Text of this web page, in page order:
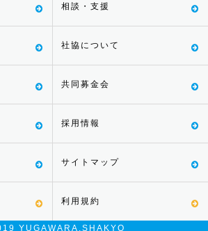
相談・支援
社協について
共同募金会
採用情報
サイトマップ
利用規約
YUGAWARA.SHAKYO